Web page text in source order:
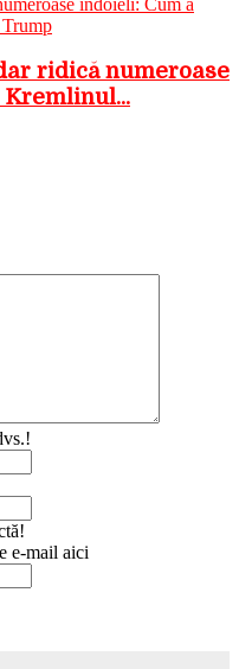
ridică numeroase
e-mail aici